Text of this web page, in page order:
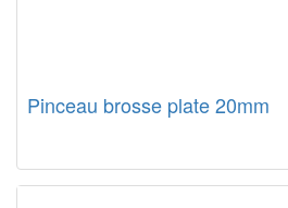
Pinceau brosse plate 20mm